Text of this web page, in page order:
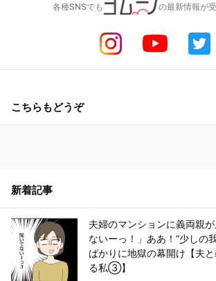
各種SNSでも の最新情報が
こちらもどうぞ
新着記事
夫婦のマンションに義両親
ないーっ！」ああ！“少しの
ばかりに地獄の幕開け【夫
る私③】